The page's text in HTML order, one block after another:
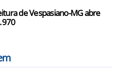
de Vespasiano-MG abre